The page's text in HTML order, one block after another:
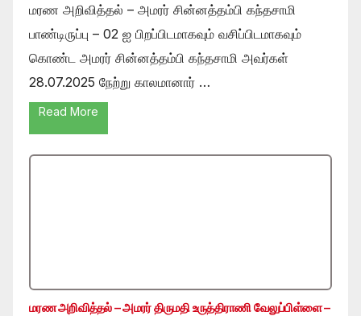
மரண அறிவித்தல் – அமரர் சின்னத்தம்பி கந்தசாமி
பாண்டிருப்பு – 02 ஐ பிறப்பிடமாகவும் வசிப்பிடமாகவும்
கொண்ட அமரர் சின்னத்தம்பி கந்தசாமி அவர்கள்
28.07.2025 நேற்று காலமானார் …
Read More
மரண அறிவித்தல் – அமரர் திருமதி உருத்திராணி வேலுப்பிள்ளை –